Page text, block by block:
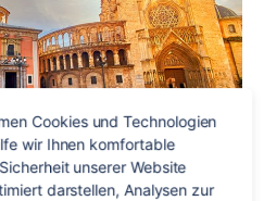
Cookies und Technologien
wir Ihnen komfortable
unserer Website
darstellen, Analysen zur